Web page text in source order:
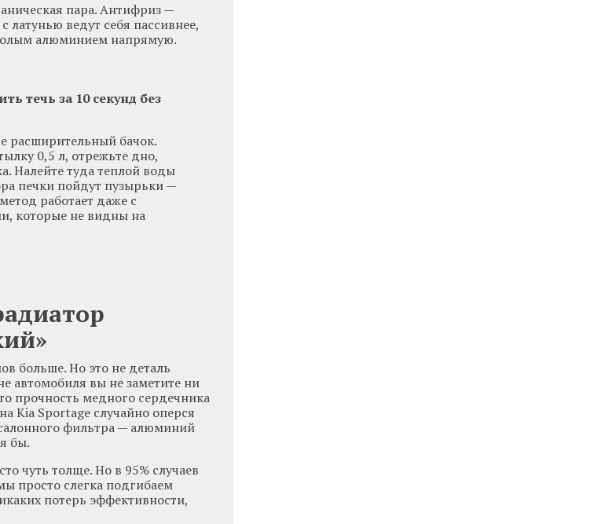
пара. Антифриз —
латунью ведут себя пассивнее,
алюминием напрямую.
течь за 10 секунд без
расширительный бачок.
0,5 л, отрежьте дно,
Налейте туда теплой воды
печки пойдут пузырьки —
работает даже с
которые не видны на
больше. Но это не деталь
автомобиля вы не заметите ни
прочность медного сердечника
Kia Sportage случайно оперся
фильтра — алюминий
бы.
чуть толще. Но в 95% случаев
просто слегка подгибаем
потерь эффективности,